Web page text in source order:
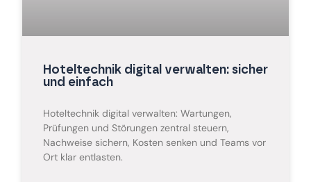
Hoteltechnik digital verwalten: sicher
und einfach
Hoteltechnik digital verwalten: Wartungen,
Prüfungen und Störungen zentral steuern,
Nachweise sichern, Kosten senken und Teams vor
Ort klar entlasten.